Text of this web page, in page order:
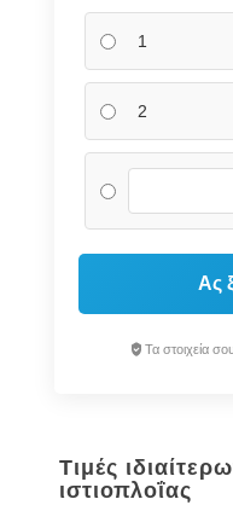
1
2
Ας
Τα στοιχεία
Τιμές
ιστιοπλοΐας